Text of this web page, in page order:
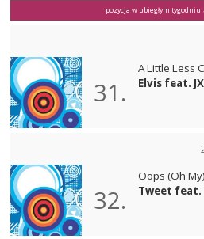
pozycja w ubiegłym tygodniu
31.
A Little Less
Elvis feat.
32.
Oops (Oh My)
Tweet feat.